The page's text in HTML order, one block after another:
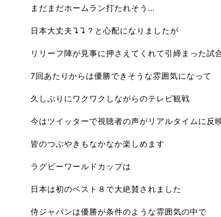
まだまだホームラン打たれそう…
日本大丈夫↴↴？と心配になりましたが
リリーフ陣が見事に押さえてくれて引締まった試
7回あたりからは優勝できそうな雰囲気になって
久しぶりにワクワクしながらのテレビ観戦
今はツイッターで視聴者の声がリアルタイムに反
皆のつぶやきもなかなか楽しめます
ラグビーワールドカップは
日本は初のベスト８で大絶賛されました
侍ジャパンは優勝が条件のような雰囲気の中で